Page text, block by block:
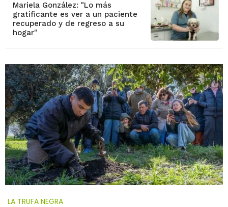
Mariela González: "Lo más
gratificante es ver a un paciente
recuperado y de regreso a su
hogar"
LA TRUFA NEGRA